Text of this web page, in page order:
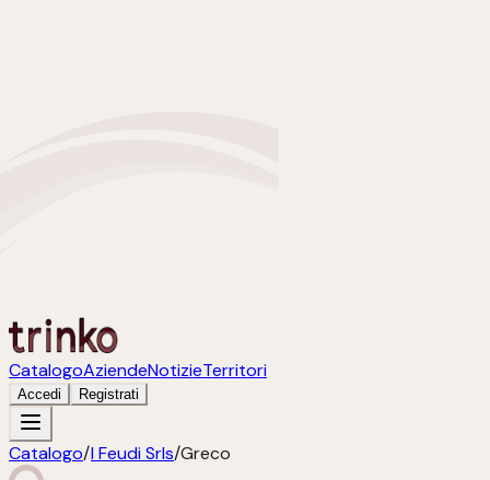
CatalogoAziendeNotizieTerritori
Accedi Registrati
Catalogo/I Feudi Srls/Greco